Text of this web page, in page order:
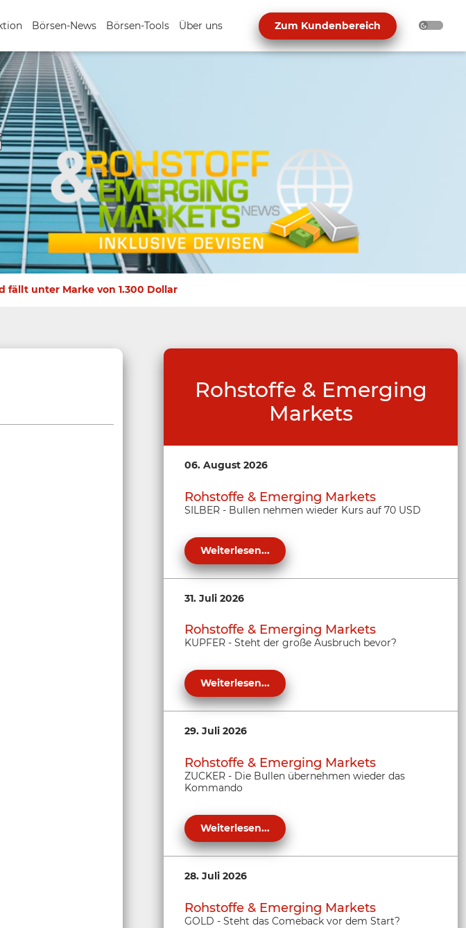
Börsen-News Börsen-Tools Über uns Zum Kundenbereich
fällt unter Marke von 1.300 Dollar
Rohstoffe & Emerging
Markets
06. August 2026
Rohstoffe & Emerging Markets
SILBER - Bullen nehmen wieder Kurs auf 70 USD
Weiterlesen...
31. Juli 2026
Rohstoffe & Emerging Markets
KUPFER - Steht der große Ausbruch bevor?
Weiterlesen...
29. Juli 2026
Rohstoffe & Emerging Markets
ZUCKER - Die Bullen übernehmen wieder das
Kommando
Weiterlesen...
28. Juli 2026
Rohstoffe & Emerging Markets
GOLD - Steht das Comeback vor dem Start?